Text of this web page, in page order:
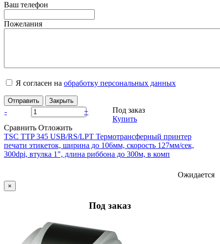
Ваш телефон
Пожелания
Я согласен на обработку персональных данных
Отправить Закрыть
- +
Под заказ
Купить
Сравнить Отложить
TSC TTP 345 USB/RS/LPT Термотрансферный принтер
печати этикеток, ширина до 106мм, скорость 127мм/сек,
300dpi, втулка 1", длина риббона до 300м, в комп
Ожидается
×
Под заказ